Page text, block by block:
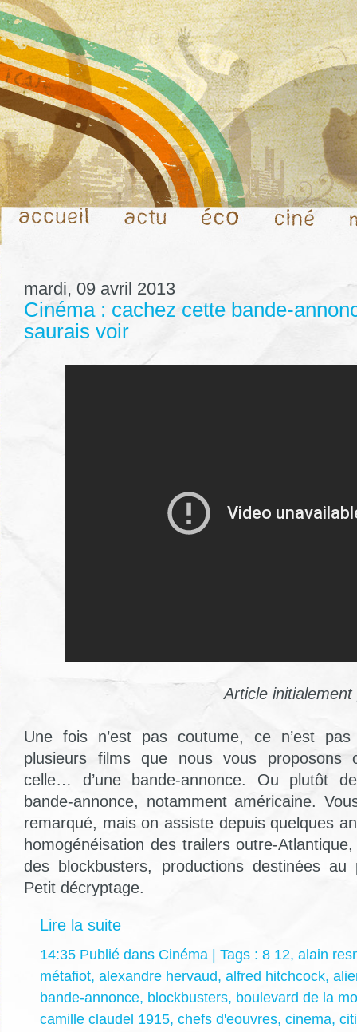
mardi, 09 avril 2013
Cinéma : cachez cette bande-
saurais voir
Article
Une fois n’est pas coutume, ce n’est
plusieurs films que nous vous proposons
celle… d’une bande-annonce. Ou plutôt
bande-annonce, notamment américaine.
remarqué, mais on assiste depuis quelques
homogénéisation des trailers outre-
des blockbusters, productions destinées
Petit décryptage.
Lire la suite
14:35 Publié dans Cinéma | Tags : 8 12, alain
métafiot, alexandre hervaud, alfred hitchcock,
bande-annonce, blockbusters, boulevard de la
camille claudel 1915, chefs d'eouvres, cinema,